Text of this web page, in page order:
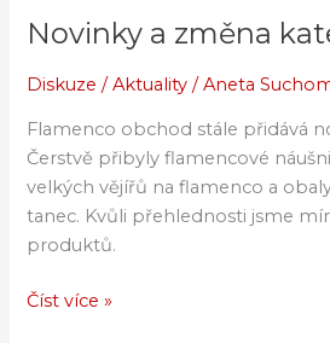
Novinky a změna
Diskuze /Aktuality /Aneta
Flamenco obchod stále přidává
Čerstvě přibyly flamencové
velkých vějířů na flamenco a
tanec. Kvůli přehlednosti jsme
produktů.
Novinky
změna
Číst více »